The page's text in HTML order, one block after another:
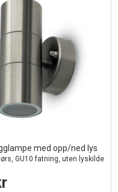
med opp/ned lys
GU10 fatning, uten lyskilde